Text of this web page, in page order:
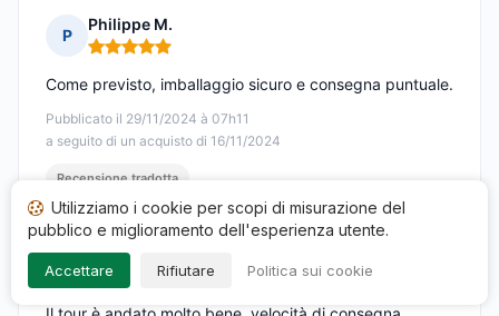
P
Philippe M.
Nota: 5 su 5
Pubblicato il 29/11/2024 à 07h11
a seguito di un acquisto di 16/11/2024
Come previsto, imballaggio sicuro e consegna puntuale.
Recensione tradotta
C
Charline O.
Nota: 5 su 5
Utilizziamo i cookie per scopi di misurazione del
pubblico e miglioramento dell'esperienza utente.
Accettare Rifiutare Politica sui cookie